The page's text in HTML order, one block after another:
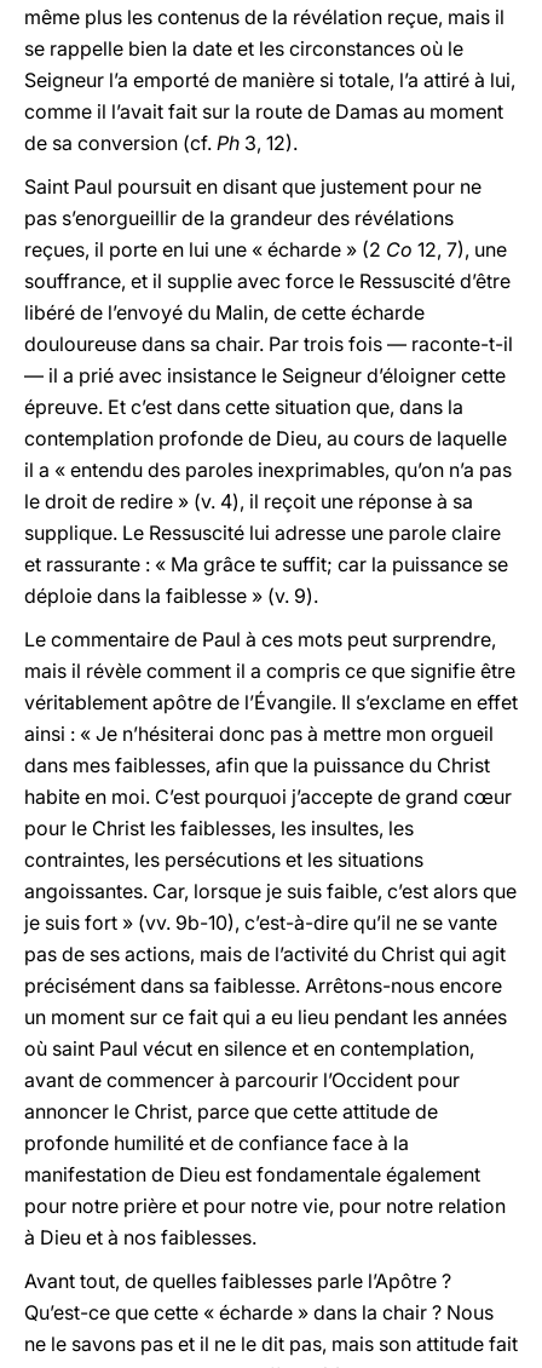
même plus les contenus de la révélation reçue, mais il
se rappelle bien la date et les circonstances où le
Seigneur l’a emporté de manière si totale, l’a attiré à lui,
comme il l’avait fait sur la route de Damas au moment
de sa conversion (cf. Ph 3, 12).
Saint Paul poursuit en disant que justement pour ne
pas s’enorgueillir de la grandeur des révélations
reçues, il porte en lui une « écharde » (2 Co 12, 7), une
souffrance, et il supplie avec force le Ressuscité d’être
libéré de l’envoyé du Malin, de cette écharde
douloureuse dans sa chair. Par trois fois — raconte-t-il
— il a prié avec insistance le Seigneur d’éloigner cette
épreuve. Et c’est dans cette situation que, dans la
contemplation profonde de Dieu, au cours de laquelle
il a « entendu des paroles inexprimables, qu’on n’a pas
le droit de redire » (v. 4), il reçoit une réponse à sa
supplique. Le Ressuscité lui adresse une parole claire
et rassurante : « Ma grâce te suffit; car la puissance se
déploie dans la faiblesse » (v. 9).
Le commentaire de Paul à ces mots peut surprendre,
mais il révèle comment il a compris ce que signifie être
véritablement apôtre de l’Évangile. Il s’exclame en effet
ainsi : « Je n’hésiterai donc pas à mettre mon orgueil
dans mes faiblesses, afin que la puissance du Christ
habite en moi. C’est pourquoi j’accepte de grand cœur
pour le Christ les faiblesses, les insultes, les
contraintes, les persécutions et les situations
angoissantes. Car, lorsque je suis faible, c’est alors que
je suis fort » (vv. 9b-10), c’est-à-dire qu’il ne se vante
pas de ses actions, mais de l’activité du Christ qui agit
précisément dans sa faiblesse. Arrêtons-nous encore
un moment sur ce fait qui a eu lieu pendant les années
où saint Paul vécut en silence et en contemplation,
avant de commencer à parcourir l’Occident pour
annoncer le Christ, parce que cette attitude de
profonde humilité et de confiance face à la
manifestation de Dieu est fondamentale également
pour notre prière et pour notre vie, pour notre relation
à Dieu et à nos faiblesses.
Avant tout, de quelles faiblesses parle l’Apôtre ?
Qu’est-ce que cette « écharde » dans la chair ? Nous
ne le savons pas et il ne le dit pas, mais son attitude fait